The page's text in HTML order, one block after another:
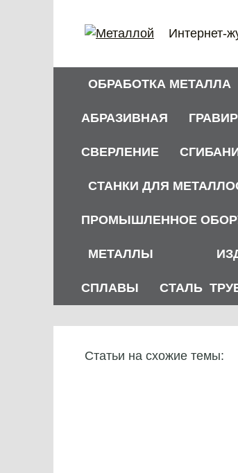
Интернет-
ОБРАБОТКА МЕТАЛЛА
АБРАЗИВНАЯ
СВЕРЛЕНИЕ
СТАНКИ ДЛЯ
ПРОМЫШЛЕННОЕ
МЕТАЛЛЫ
СПЛАВЫ СТАЛЬ
Статьи на схожие темы: